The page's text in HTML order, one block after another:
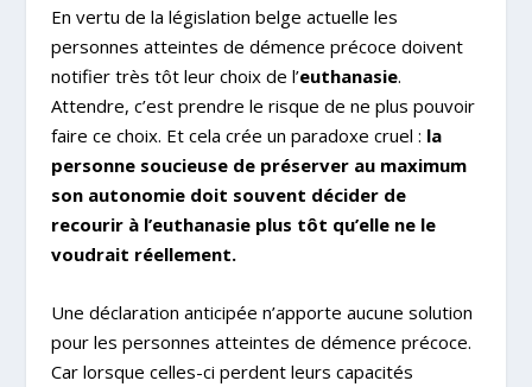
En vertu de la législation belge actuelle les
personnes atteintes de démence précoce doivent
notifier très tôt leur choix de l’euthanasie.
Attendre, c’est prendre le risque de ne plus pouvoir
faire ce choix. Et cela crée un paradoxe cruel : la
personne soucieuse de préserver au maximum
son autonomie doit souvent décider de
recourir à l’euthanasie plus tôt qu’elle ne le
voudrait réellement.
Une déclaration anticipée n’apporte aucune solution
pour les personnes atteintes de démence précoce.
Car lorsque celles-ci perdent leurs capacités